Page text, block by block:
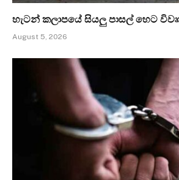
හැටන් කලාපයේ සියලු පාසල් හෙට
August 5, 2026